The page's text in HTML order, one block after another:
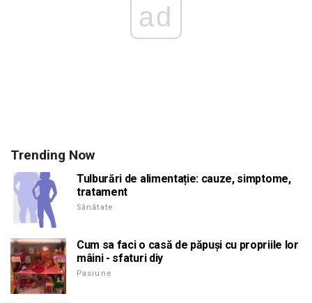
ad
Trending Now
Tulburări de alimentație: cauze, simptome,
tratament
Sănătate
Cum sa faci o casă de păpuși cu propriile lor
mâini - sfaturi diy
Pasiune